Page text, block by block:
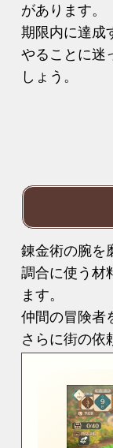
があります。
期限内に達成
やることに迷
しょう。
錬金術の腕を
調合に使う材
ます。
仲間の冒険者
さらに街の依